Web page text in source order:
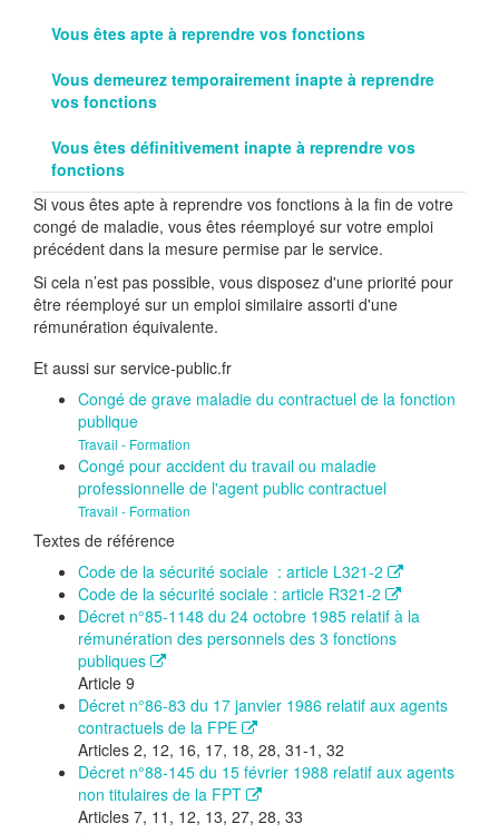
Vous êtes apte à reprendre vos fonctions
Vous demeurez temporairement inapte à reprendre
vos fonctions
Vous êtes définitivement inapte à reprendre vos
fonctions
Si vous êtes apte à reprendre vos fonctions à la fin de votre
congé de maladie, vous êtes réemployé sur votre emploi
précédent dans la mesure permise par le service.
Si cela n’est pas possible, vous disposez d'une priorité pour
être réemployé sur un emploi similaire assorti d'une
rémunération équivalente.
Et aussi sur service-public.fr
Congé de grave maladie du contractuel de la fonction
publique
Travail - Formation
Congé pour accident du travail ou maladie
professionnelle de l'agent public contractuel
Travail - Formation
Textes de référence
Code de la sécurité sociale : article L321-2
Code de la sécurité sociale : article R321-2
Décret n°85-1148 du 24 octobre 1985 relatif à la
rémunération des personnels des 3 fonctions
publiques
Article 9
Décret n°86-83 du 17 janvier 1986 relatif aux agents
contractuels de la FPE
Articles 2, 12, 16, 17, 18, 28, 31-1, 32
Décret n°88-145 du 15 février 1988 relatif aux agents
non titulaires de la FPT
Articles 7, 11, 12, 13, 27, 28, 33